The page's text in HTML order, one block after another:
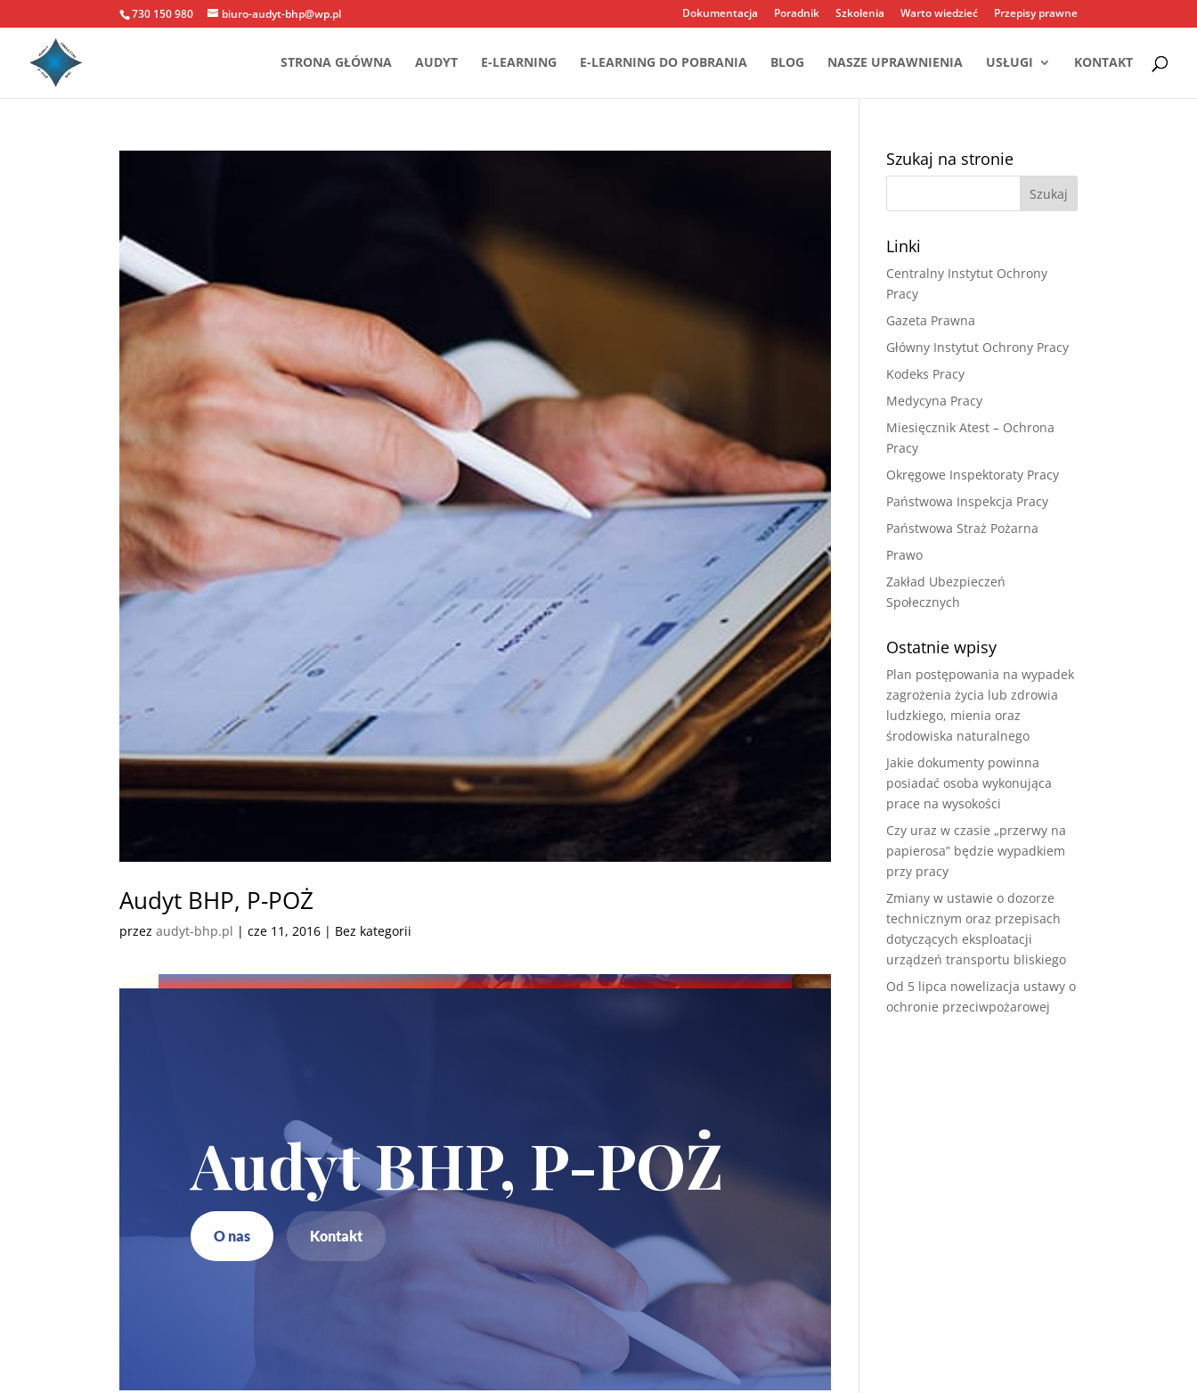
730 150 980 biuro-audyt-bhp@wp.pl Dokumentacja Poradnik Szkolenia Warto wiedzieć Przepisy prawne
STRONA GŁÓWNA AUDYT E-LEARNING E-LEARNING DO POBRANIA BLOG NASZE UPRAWNIENIA USŁUGI KONTAKT
Audyt BHP, P-POŻ
przezaudyt-bhp.pl |cze 11, 2016 | Bez kategorii
Audyt BHP, P-POŻ
O nas Kontakt
Szukaj na stronie
Linki
Centralny Instytut Ochrony
Pracy
Gazeta Prawna
Główny Instytut Ochrony Pracy
Kodeks Pracy
Medycyna Pracy
Miesięcznik Atest – Ochrona
Pracy
Okręgowe Inspektoraty Pracy
Państwowa Inspekcja Pracy
Państwowa Straż Pożarna
Prawo
Zakład Ubezpieczeń
Społecznych
Ostatnie wpisy
Plan postępowania na wypadek
zagrożenia życia lub zdrowia
ludzkiego, mienia oraz
środowiska naturalnego
Jakie dokumenty powinna
posiadać osoba wykonująca
prace na wysokości
Czy uraz w czasie „przerwy na
papierosa” będzie wypadkiem
przy pracy
Zmiany w ustawie o dozorze
technicznym oraz przepisach
dotyczących eksploatacji
urządzeń transportu bliskiego
Od 5 lipca nowelizacja ustawy o
ochronie przeciwpożarowej